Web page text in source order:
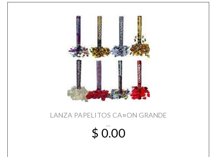
LANZA PAPELITOS CA¤ON GRANDE
...
$ 0.00